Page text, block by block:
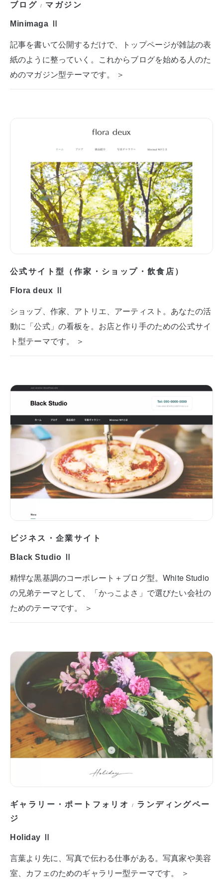
ブログ / マガジン
Minimaga Ⅱ
記事を書いて公開するだけで、トップページが雑誌の表
紙のように整っていく。これからブログを始める人のた
めのマガジン型テーマです。 ＞
公式サイト型（作家・ショップ・飲食店）
Flora deux Ⅱ
ショップ、作家、アトリエ、アーティスト。あなたの活
動に「公式」の看板を。お店と作り手のための公式サイ
ト型テーマです。 ＞
ビジネス・企業サイト
Black Studio Ⅱ
精悍な黒基調のコーポレート＋ブログ型。White Studio
の兄弟テーマとして、「かっこよさ」で選びたい会社の
ためのテーマです。 ＞
ギャラリー・ポートフォリオ / ランディングペー
ジ
Holiday Ⅱ
言葉より先に、写真で伝わる仕事がある。写真家や美容
室、カフェのためのギャラリー型テーマです。 ＞